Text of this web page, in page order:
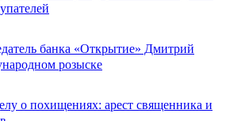
банка «Открытие» Дмитрий
розыске
о похищениях: арест священника и